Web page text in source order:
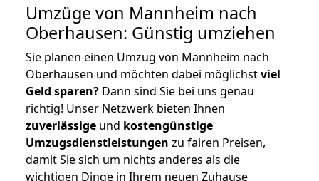
Umzüge von Mannheim nach
Oberhausen: Günstig umziehen
Sie planen einen Umzug von Mannheim nach
Oberhausen und möchten dabei möglichstviel
Geld sparen? Dann sind Sie bei uns genau
richtig! Unser Netzwerk bieten Ihnen
zuverlässige und kostengünstige
Umzugsdienstleistungen zu fairen Preisen,
damit Sie sich um nichts anderes als die
wichtigen Dinge in Ihrem neuen Zuhause